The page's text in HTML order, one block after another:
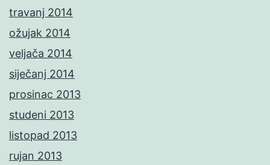
travanj 2014
ožujak 2014
veljača 2014
siječanj 2014
prosinac 2013
studeni 2013
listopad 2013
rujan 2013